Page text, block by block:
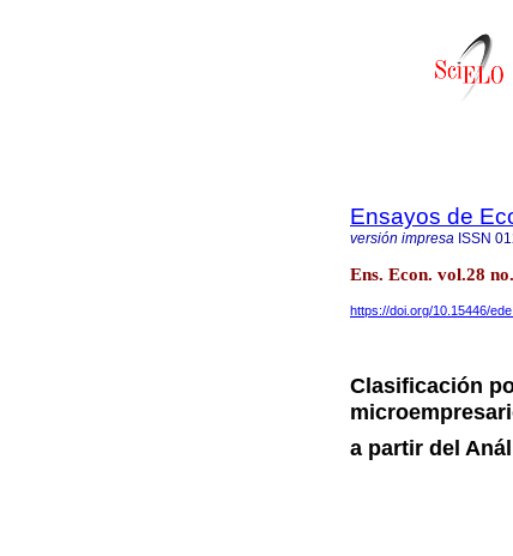
Ensayos de
versión impresa ISSN
Ens. Econ. vol.28
https://doi.org/10.15446/
Clasificación
a partir del